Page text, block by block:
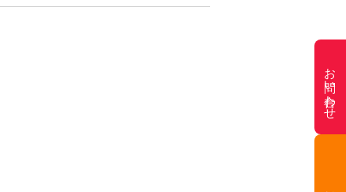
お問い合わせ